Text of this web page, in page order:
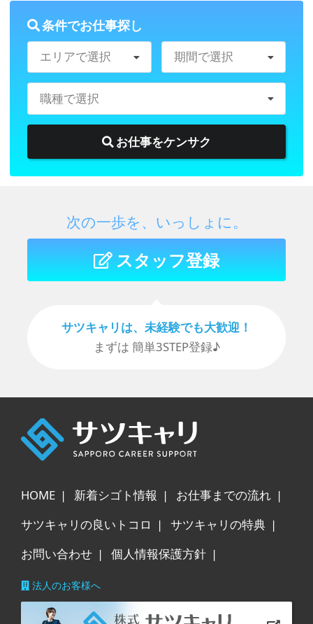
条件でお仕事探し
エリアで選択 期間で選択
職種で選択
お仕事をケンサク
次の一歩を、いっしょに。
スタッフ登録
サツキャリは、未経験でも⼤歓迎！
まずは 簡単3STEP登録♪
HOME 新着シゴト情報
お仕事までの流れ
サツキャリの良いトコロ
サツキャリの特典
お問い合わせ
個人情報保護方針
法人のお客様へ